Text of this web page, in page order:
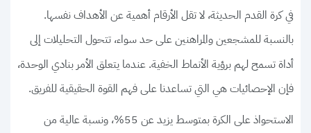
في كرة القدم الحديثة، لا تقل الأرقام أهمية عن الأهداف نفسها.
بالنسبة للمشجعين والمراهنين على حد سواء، تتحول التحليلات إلى
أداة تسمح لهم برؤية الأنماط الخفية. عندما يتعلق الأمر بنادي الوحدة،
فإن الإحصائيات هي التي تساعدنا على فهم القوة الحقيقية للفريق.
الاستحواذ على الكرة بمتوسط يزيد عن 55%، ونسبة عالية من